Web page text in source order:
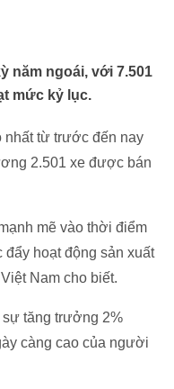
năm ngoái, với 7.501
mức kỷ lục.
nhất từ trước đến nay
2.501 xe được bán
mẽ vào thời điểm
hoạt động sản xuất
Nam cho biết.
sự tăng trưởng 2%
càng cao của người